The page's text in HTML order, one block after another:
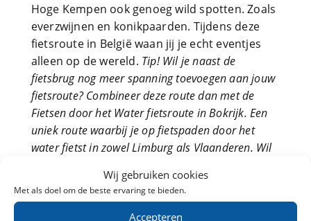
Wij gebruiken cookies
Met als doel om de beste ervaring te bieden.
Accepteren
Hoge Kempen ook genoeg wild spotten. Zoals
everzwijnen en konikpaarden. Tijdens deze
fietsroute in België waan jij je echt eventjes
alleen op de wereld. Tip! Wil je naast de
fietsbrug nog meer spanning toevoegen aan jouw
fietsroute? Combineer deze route dan met de
Fietsen door het Water fietsroute in Bokrijk. Een
uniek route waarbij je op fietspaden door het
water fietst in zowel Limburg als Vlaanderen. Wil
Kempen? Bokrijk heeft een eigen treinstation.